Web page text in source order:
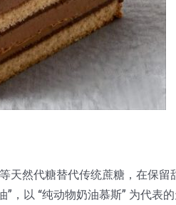
然代糖替代传统蔗糖，在保留
，以 “纯动物奶油慕斯” 为代表